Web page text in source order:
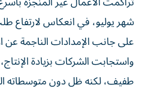
شهر يوليو، في انعكاس لارتفاع
على جانب الإمدادات الناجمة عن
واستجابت الشركات بزيادة
طفيف، لكنه ظل دون متوسطاته